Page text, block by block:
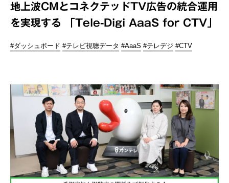
地上波CMとコネクテッドTV広告の統合運用
を実現する 「Tele-Digi AaaS for CTV」
#ダッシュボード #テレビ視聴データ #AaaS #テレデジ #CTV